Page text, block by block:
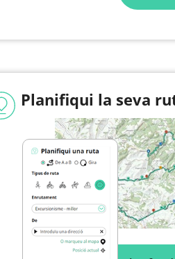
Planifiqui la seva